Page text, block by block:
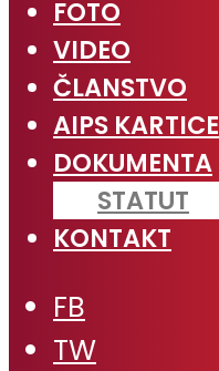
FOTO
VIDEO
ČLANSTVO
AIPS KARTICE
DOKUMENTA
STATUT
KONTAKT
FB
TW